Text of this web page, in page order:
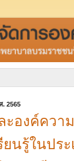
2565
องค์ควา
ยนรู้ในปร